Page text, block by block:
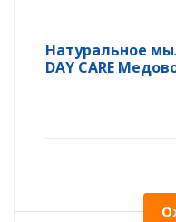
Натуральное
DAY CARE